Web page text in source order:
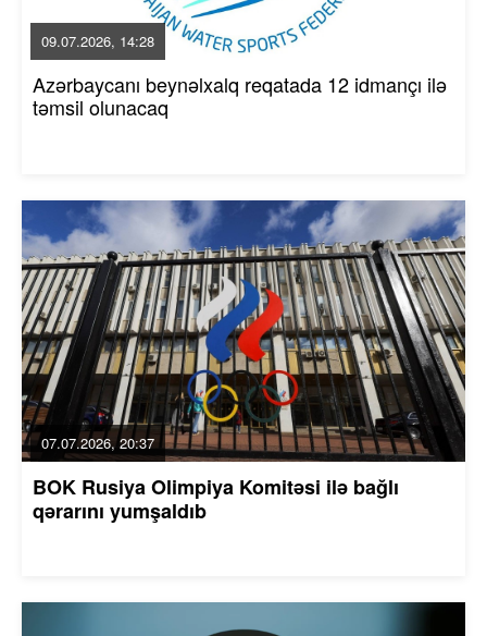
09.07.2026, 14:28
Azərbaycanı beynəlxalq reqatada 12 idmançı ilə
təmsil olunacaq
07.07.2026, 20:37
BOK Rusiya Olimpiya Komitəsi ilə bağlı
qərarını yumşaldıb